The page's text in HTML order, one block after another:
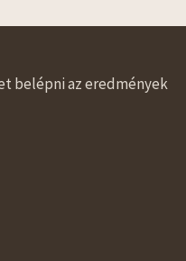
belépni az eredmények